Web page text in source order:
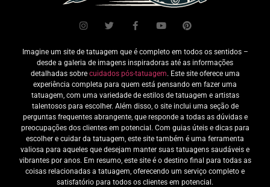
Imagine um site de tatuagem que é completo em todos os sentidos –
desde a galeria de imagens inspiradoras até as informações
detalhadas sobre cuidados pós-tatuagem. Este site oferece uma
experiência completa para quem está pensando em fazer uma
tatuagem, com uma variedade de estilos de tatuagem e artistas
talentosos para escolher. Além disso, o site inclui uma seção de
perguntas frequentes abrangente, que responde a todas as dúvidas e
preocupações dos clientes em potencial. Com guias úteis e dicas para
escolher e cuidar da tatuagem, este site também é uma ferramenta
valiosa para aqueles que desejam manter suas tatuagens saudáveis e
vibrantes por anos. Em resumo, este site é o destino final para todas as
coisas relacionadas a tatuagem, oferecendo um serviço completo e
satisfatório para todos os clientes em potencial.